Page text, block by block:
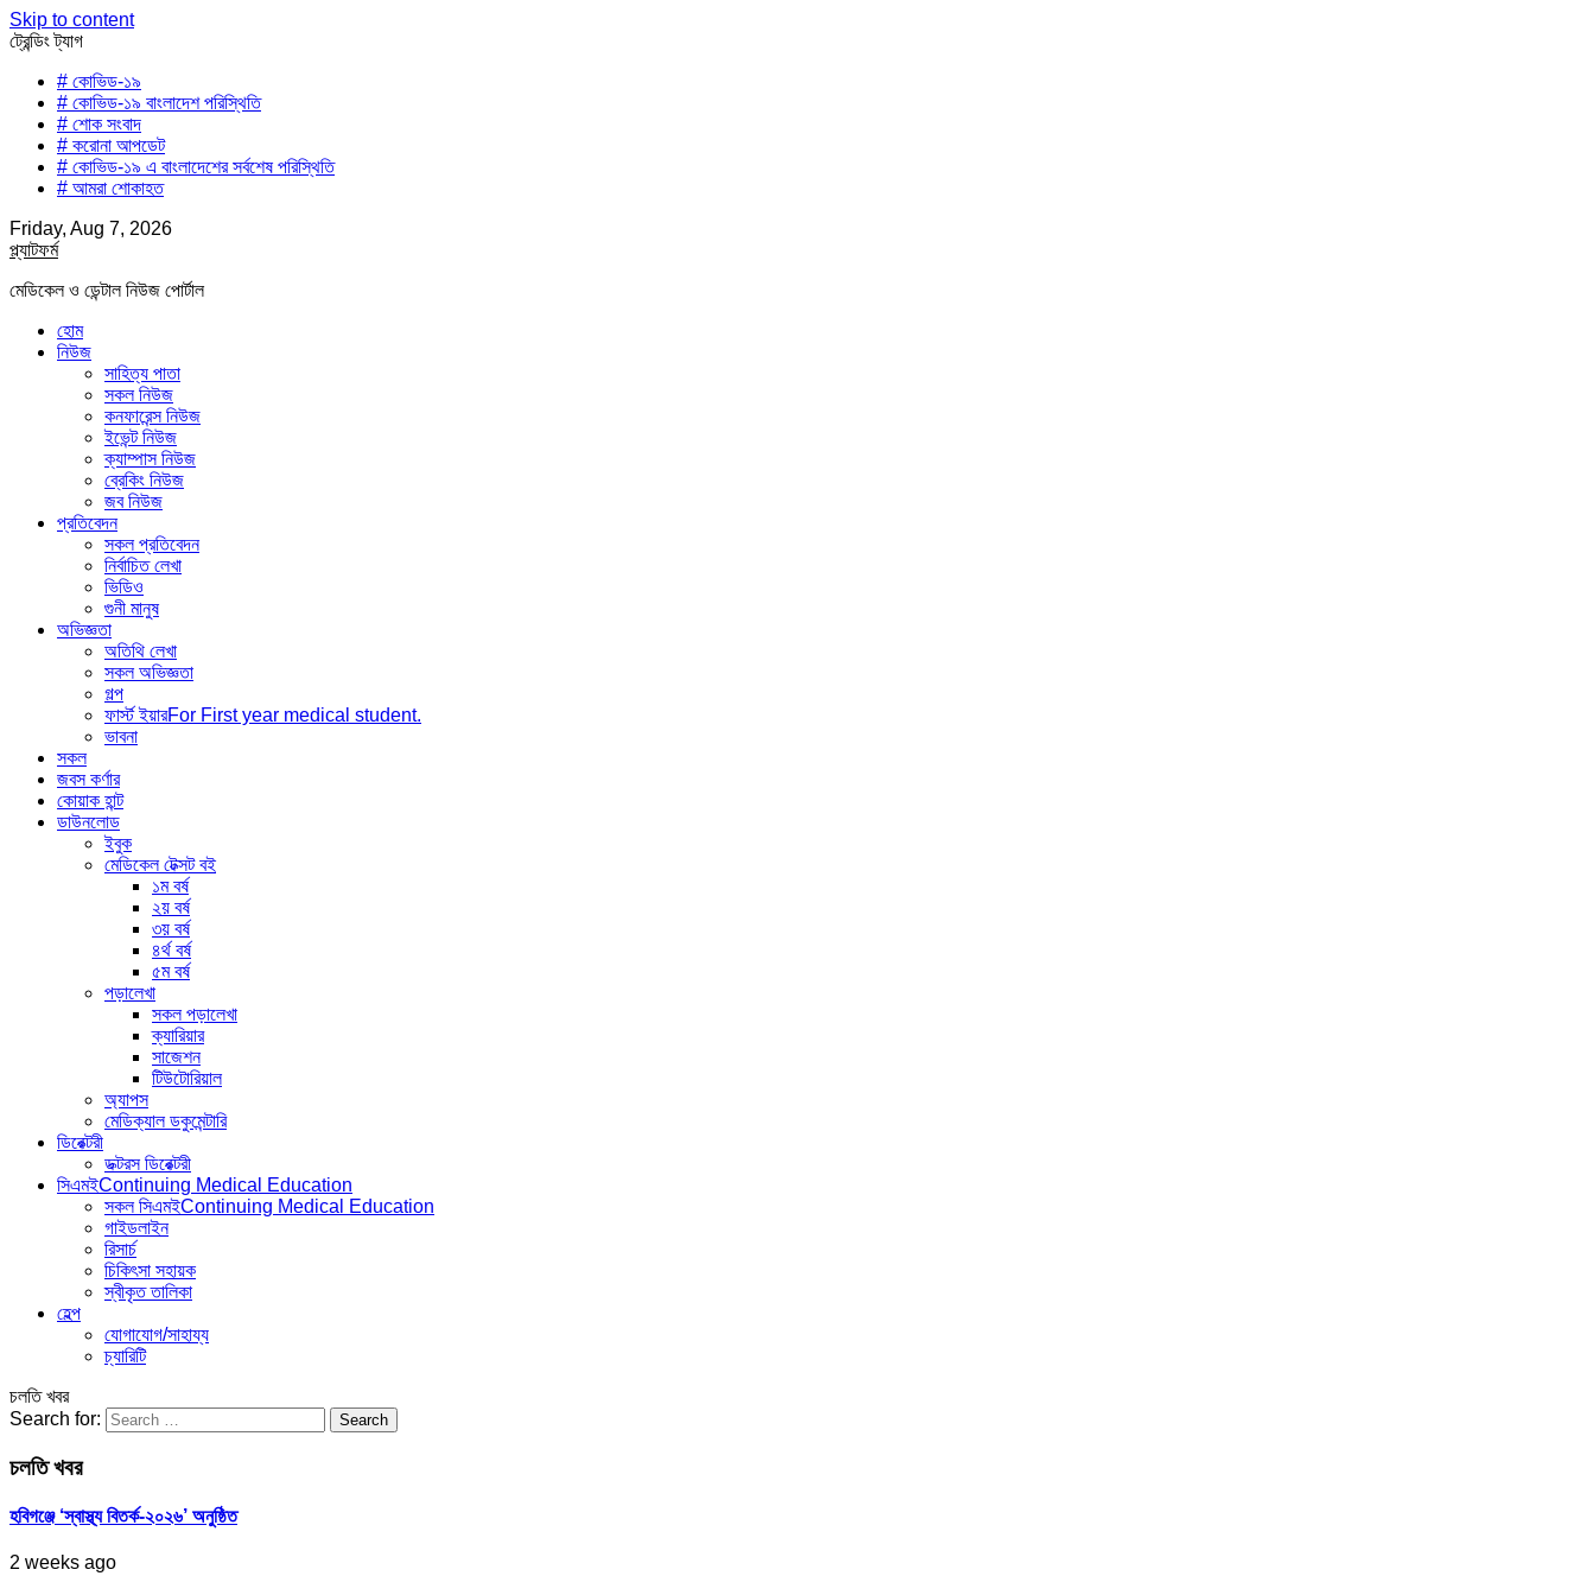
Skip to content
ট্রেন্ডিং ট্যাগ
# কোভিড-১৯
# কোভিড-১৯ বাংলাদেশ পরিস্থিতি
# শোক সংবাদ
# করোনা আপডেট
# কোভিড-১৯ এ বাংলাদেশের সর্বশেষ পরিস্থিতি
# আমরা শোকাহত
Friday, Aug 7, 2026
প্ল্যাটফর্ম
মেডিকেল ও ডেন্টাল নিউজ পোর্টাল
হোম
নিউজ
সাহিত্য পাতা
সকল নিউজ
কনফারেন্স নিউজ
ইভেন্ট নিউজ
ক্যাম্পাস নিউজ
ব্রেকিং নিউজ
জব নিউজ
প্রতিবেদন
সকল প্রতিবেদন
নির্বাচিত লেখা
ভিডিও
গুনী মানুষ
অভিজ্ঞতা
অতিথি লেখা
সকল অভিজ্ঞতা
গল্প
ফার্স্ট ইয়ারFor First year medical student.
ভাবনা
সকল
জবস কর্ণার
কোয়াক হান্ট
ডাউনলোড
ইবুক
মেডিকেল টেক্সট বই
১ম বর্ষ
২য় বর্ষ
৩য় বর্ষ
৪র্থ বর্ষ
৫ম বর্ষ
পড়ালেখা
সকল পড়ালেখা
ক্যারিয়ার
সাজেশন
টিউটোরিয়াল
অ্যাপস
মেডিক্যাল ডকুমেন্টারি
ডিরেক্টরী
ডক্টরস ডিরেক্টরী
সিএমইContinuing Medical Education
সকল সিএমইContinuing Medical Education
গাইডলাইন
রিসার্চ
চিকিৎসা সহায়ক
স্বীকৃত তালিকা
হেল্প
যোগাযোগ/সাহায্য
চ্যারিটি
চলতি খবর
Search for:
চলতি খবর
হবিগঞ্জে ‘স্বাস্থ্য বিতর্ক-২০২৬’ অনুষ্ঠিত
2 weeks ago